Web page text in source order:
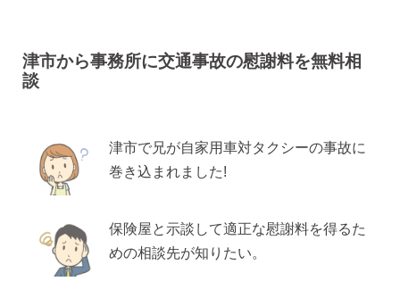
津市から事務所に交通事故の慰謝料を無料相
談
津市で兄が自家用車対タクシーの事故に
巻き込まれました!
保険屋と示談して適正な慰謝料を得るた
めの相談先が知りたい。